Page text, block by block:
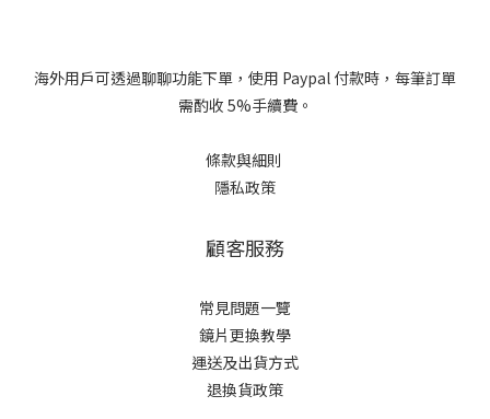
海外用戶可透過聊聊功能下單，使用 Paypal 付款時，每筆訂單
需酌收 5%手續費。
條款與細則
隱私政策
顧客服務
常見問題一覽
鏡片更換教學​
運送及出貨方式
退換貨政策